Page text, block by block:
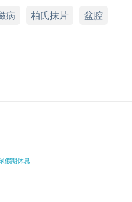
客戶必須於1年內(由確
，逾期作廢。
員負責註射程序
適合進行疫苗注射。如
取消此計劃的服務，全
病 柏氏抹片
盆腔
假期休息